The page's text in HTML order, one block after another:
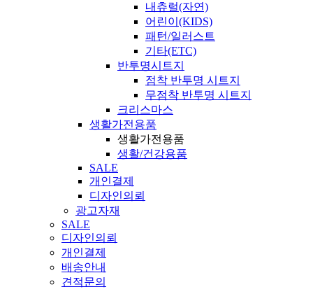
내츄럴(자연)
어린이(KIDS)
패턴/일러스트
기타(ETC)
반투명시트지
점착 반투명 시트지
무점착 반투명 시트지
크리스마스
생활가전용품
생활가전용품
생활/건강용품
SALE
개인결제
디자인의뢰
광고자재
SALE
디자인의뢰
개인결제
배송안내
견적문의